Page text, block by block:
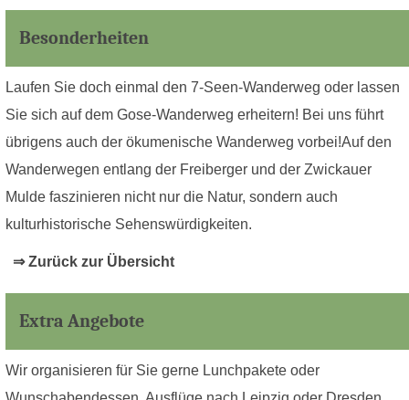
Besonderheiten
Laufen Sie doch einmal den 7-Seen-Wanderweg oder lassen
Sie sich auf dem Gose-Wanderweg erheitern! Bei uns führt
übrigens auch der ökumenische Wanderweg vorbei!Auf den
Wanderwegen entlang der Freiberger und der Zwickauer
Mulde faszinieren nicht nur die Natur, sondern auch
kulturhistorische Sehenswürdigkeiten.
⇒ Zurück zur Übersicht
Extra Angebote
Wir organisieren für Sie gerne Lunchpakete oder